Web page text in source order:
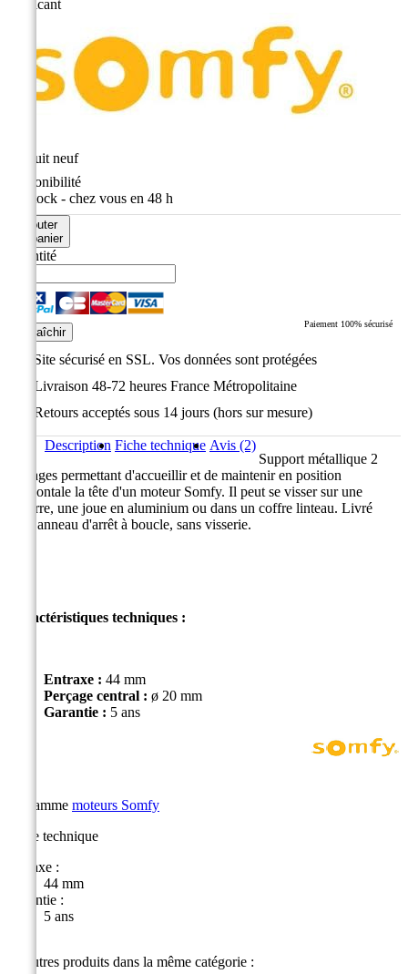
Fabricant
Produit neuf
Disponibilité
En stock - chez vous en 48 h
Ajouter
au panier
Quantité
Paiement 100% sécurisé
Site sécurisé en SSL. Vos données sont protégées
Livraison 48-72 heures France Métropolitaine
Retours acceptés sous 14 jours (hors sur mesure)
Description Fiche technique Avis (2)
Support métallique 2
perçages permettant d'accueillir et de maintenir en position
horizontale la tête d'un moteur Somfy. Il peut se visser sur une
équerre, une joue en aluminium ou dans un coffre linteau. Livré
avec anneau d'arrêt à boucle, sans visserie.
Caractéristiques techniques :
Entraxe : 44 mm
Perçage central : ø 20 mm
Garantie : 5 ans
La gamme moteurs Somfy
Fiche technique
Entraxe :
44 mm
Garantie :
5 ans
14 autres produits dans la même catégorie :